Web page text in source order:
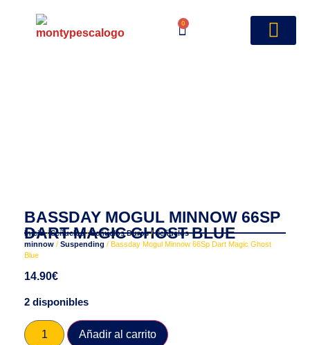
0
BASSDAY MOGUL MINNOW 66SP
DART MAGIC GHOST BLUE
Inicio/Señuelos/Señuelos Duros/Señuelos
minnow / Suspending / Bassday Mogul Minnow 66Sp Dart Magic Ghost
Blue
14.90€
2 disponibles
Añadir al carrito